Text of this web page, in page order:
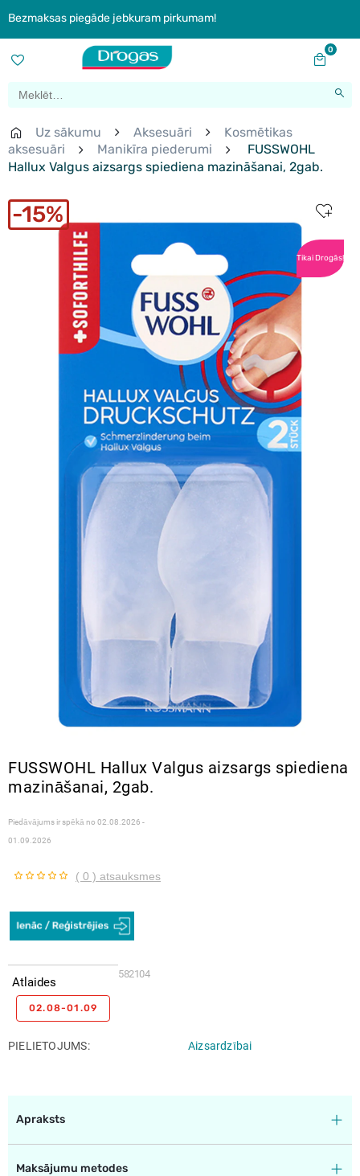
Bezmaksas piegāde jebkuram pirkumam!
0
Uz sākumu Aksesuāri
Kosmētikas
aksesuāri
Manikīra piederumi
FUSSWOHL
Hallux Valgus aizsargs spiediena mazināšanai, 2gab.
15%
Tikai Drogās!
FUSSWOHL Hallux Valgus aizsargs spiediena
mazināšanai, 2gab.
Piedāvājums ir spēkā no 02.08.2026 -
01.09.2026
( 0 ) atsauksmes
582104
Atlaides
02.08-01.09
PIELIETOJUMS Aizsardzībai
Apraksts
Maksājumu metodes